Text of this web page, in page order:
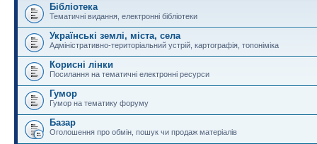
Бібліотека
Тематичні видання, електронні бібліотеки
Українські землі, міста, села
Адміністративно-територіальний устрій, картографія, топоніміка
Корисні лінки
Посилання на тематичні електронні ресурси
Гумор
Гумор на тематику форуму
Базар
Оголошення про обмін, пошук чи продаж матеріалів